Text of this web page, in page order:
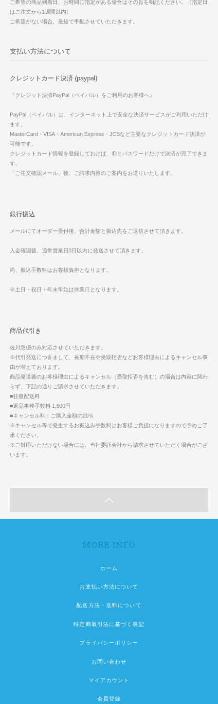
ご希望の商品到着日、お時間に指定がある場合はその旨を明記ください。（指定日
はご注文から1週間以内）
ご希望がない場合、最短で手配させていただきます。
支払い方法について
クレジットカード決済 (paypal)
『クレジット決済PayPal（ペイパル）をご利用のお客様へ』
PayPal（ペイパル）は、インターネット上で安全な決済サービスがご利用いただけ
ます。
MasterCard・VISA・American Express・JCBなど主要なクレジットカード決済が
可能です。
クレジットカード情報を登録しておけば、IDとパスワードだけで決済が完了できま
す。
「ご注文確認メール」後、ご請求内容のご案内をお送りいたします。
銀行振込
メールにてオーダー受付後、合計金額と振込先をご返信させて頂きます。
入金確認後、通常営業日3日以内に発送させて頂きます。
尚、振込手数料はお客様負担となります。
※土日・祝日・年末年始は休業日となります。
商品代引き
佐川急便のみ対応させていただきます。
※代引発送につきまして、長期不在や受取拒否などお客様理由によるキャンセル事
由が増えております。
商品発送後のお客様理由によるキャンセル（受取拒否を含む）の場合は内容に関わ
らず、下記の通りご請求させていただきます。
■往復配送料
■返品事務手数料 1,500円
■キャンセル料：ご購入金額の20％
※キャンセル等で発生するお振込み手数料はお客様ご負担になりますので予めご了
承ください。
※ご対応いただけない場合には、当社委託会社から請求させていただく場合がござ
います。
MORE INFO
ホーム
お支払い方法について
配送方法・送料について
特定商取引法に基づく表記
プライバシーポリシー
お問い合わせ
マイアカウント
会員登録